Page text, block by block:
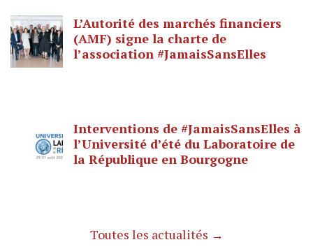
L’Autorité des marchés financiers
(AMF) signe la charte de
l’association #JamaisSansElles
Interventions de #JamaisSansElles à
l’Université d’été du Laboratoire de
la République en Bourgogne
Toutes les actualités →